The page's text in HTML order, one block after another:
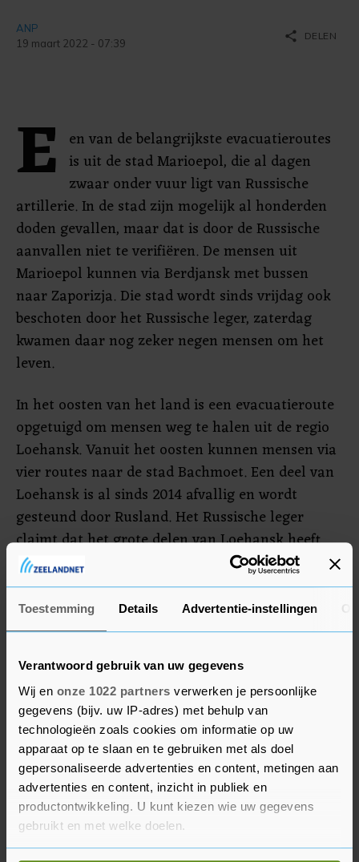
Toestemming Details Advertentie-instellingen
Verantwoord gebruik van uw gegevens
Wij en onze 1022 partners verwerken je persoonlijke
gegevens (bijv. uw IP-adres) met behulp van
technologieën zoals cookies om informatie op uw
apparaat op te slaan en te gebruiken met als doel
gepersonaliseerde advertenties en content, metingen aan
advertenties en content, inzicht in publiek en
productontwikkeling. U kunt kiezen wie uw gegevens
gebruikt en met welke doelen.
ANP
19 maart 2022 - 07:39
share DELEN
E en van de belangrijkste evacuatieroutes
is uit de stad Marioepol, die al dagen
zwaar onder vuur ligt van Russische
artillerie. In de stad zijn mogelijk al honderden
doden gevallen, maar dat is door de Russische
aanvallen niet te verifiëren. De mensen uit
Marioepol kunnen via Berdjansk met bussen
naar Zaporizja. Die stad wordt sinds vrijdag ook
beschoten door het Russische leger, zaterdag
kwamen daar nog zeker negen mensen om het
leven.
In het oosten van het land is een evacuatieroute
opgetuigd om mensen weg te halen uit de regio
Loehansk. Vanuit het oosten kunnen mensen via
vier routes naar de stad Bachmoet. Een deel van
Loehansk is al sinds 2014 afvallig en wordt
gesteund door Rusland. Het Russische leger
claimt dat het grote delen van Loehansk heeft
veroverd.
Ook rond hoofdstad Kiev worden mensen
geëvacueerd uit dorpen en steden.